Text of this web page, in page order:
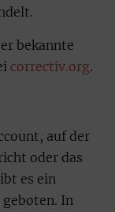
bekannte
correctiv.org.
auf der
oder das
es ein
In